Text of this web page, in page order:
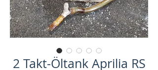
2 Takt-Öltank Aprilia RS